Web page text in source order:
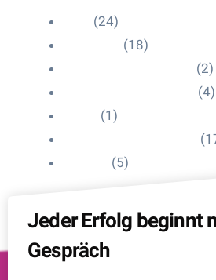
(24)
(18)
(2)
(4)
(1)
(5)
Jeder Erfolg beginnt
Gespräch